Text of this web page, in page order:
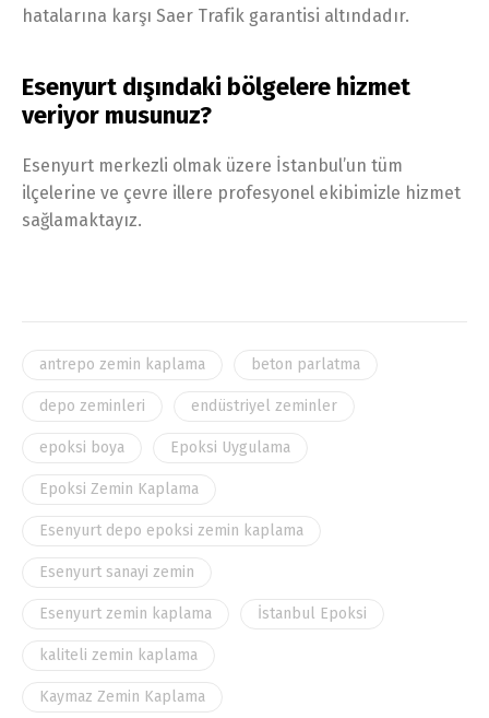
hatalarına karşı Saer Trafik garantisi altındadır.
Esenyurt dışındaki bölgelere hizmet
veriyor musunuz?
Esenyurt merkezli olmak üzere İstanbul’un tüm
ilçelerine ve çevre illere profesyonel ekibimizle hizmet
sağlamaktayız.
antrepo zemin kaplama beton parlatma
depo zeminleri endüstriyel zeminler
epoksi boya Epoksi Uygulama
Epoksi Zemin Kaplama
Esenyurt depo epoksi zemin kaplama
Esenyurt sanayi zemin
Esenyurt zemin kaplama İstanbul Epoksi
kaliteli zemin kaplama
Kaymaz Zemin Kaplama